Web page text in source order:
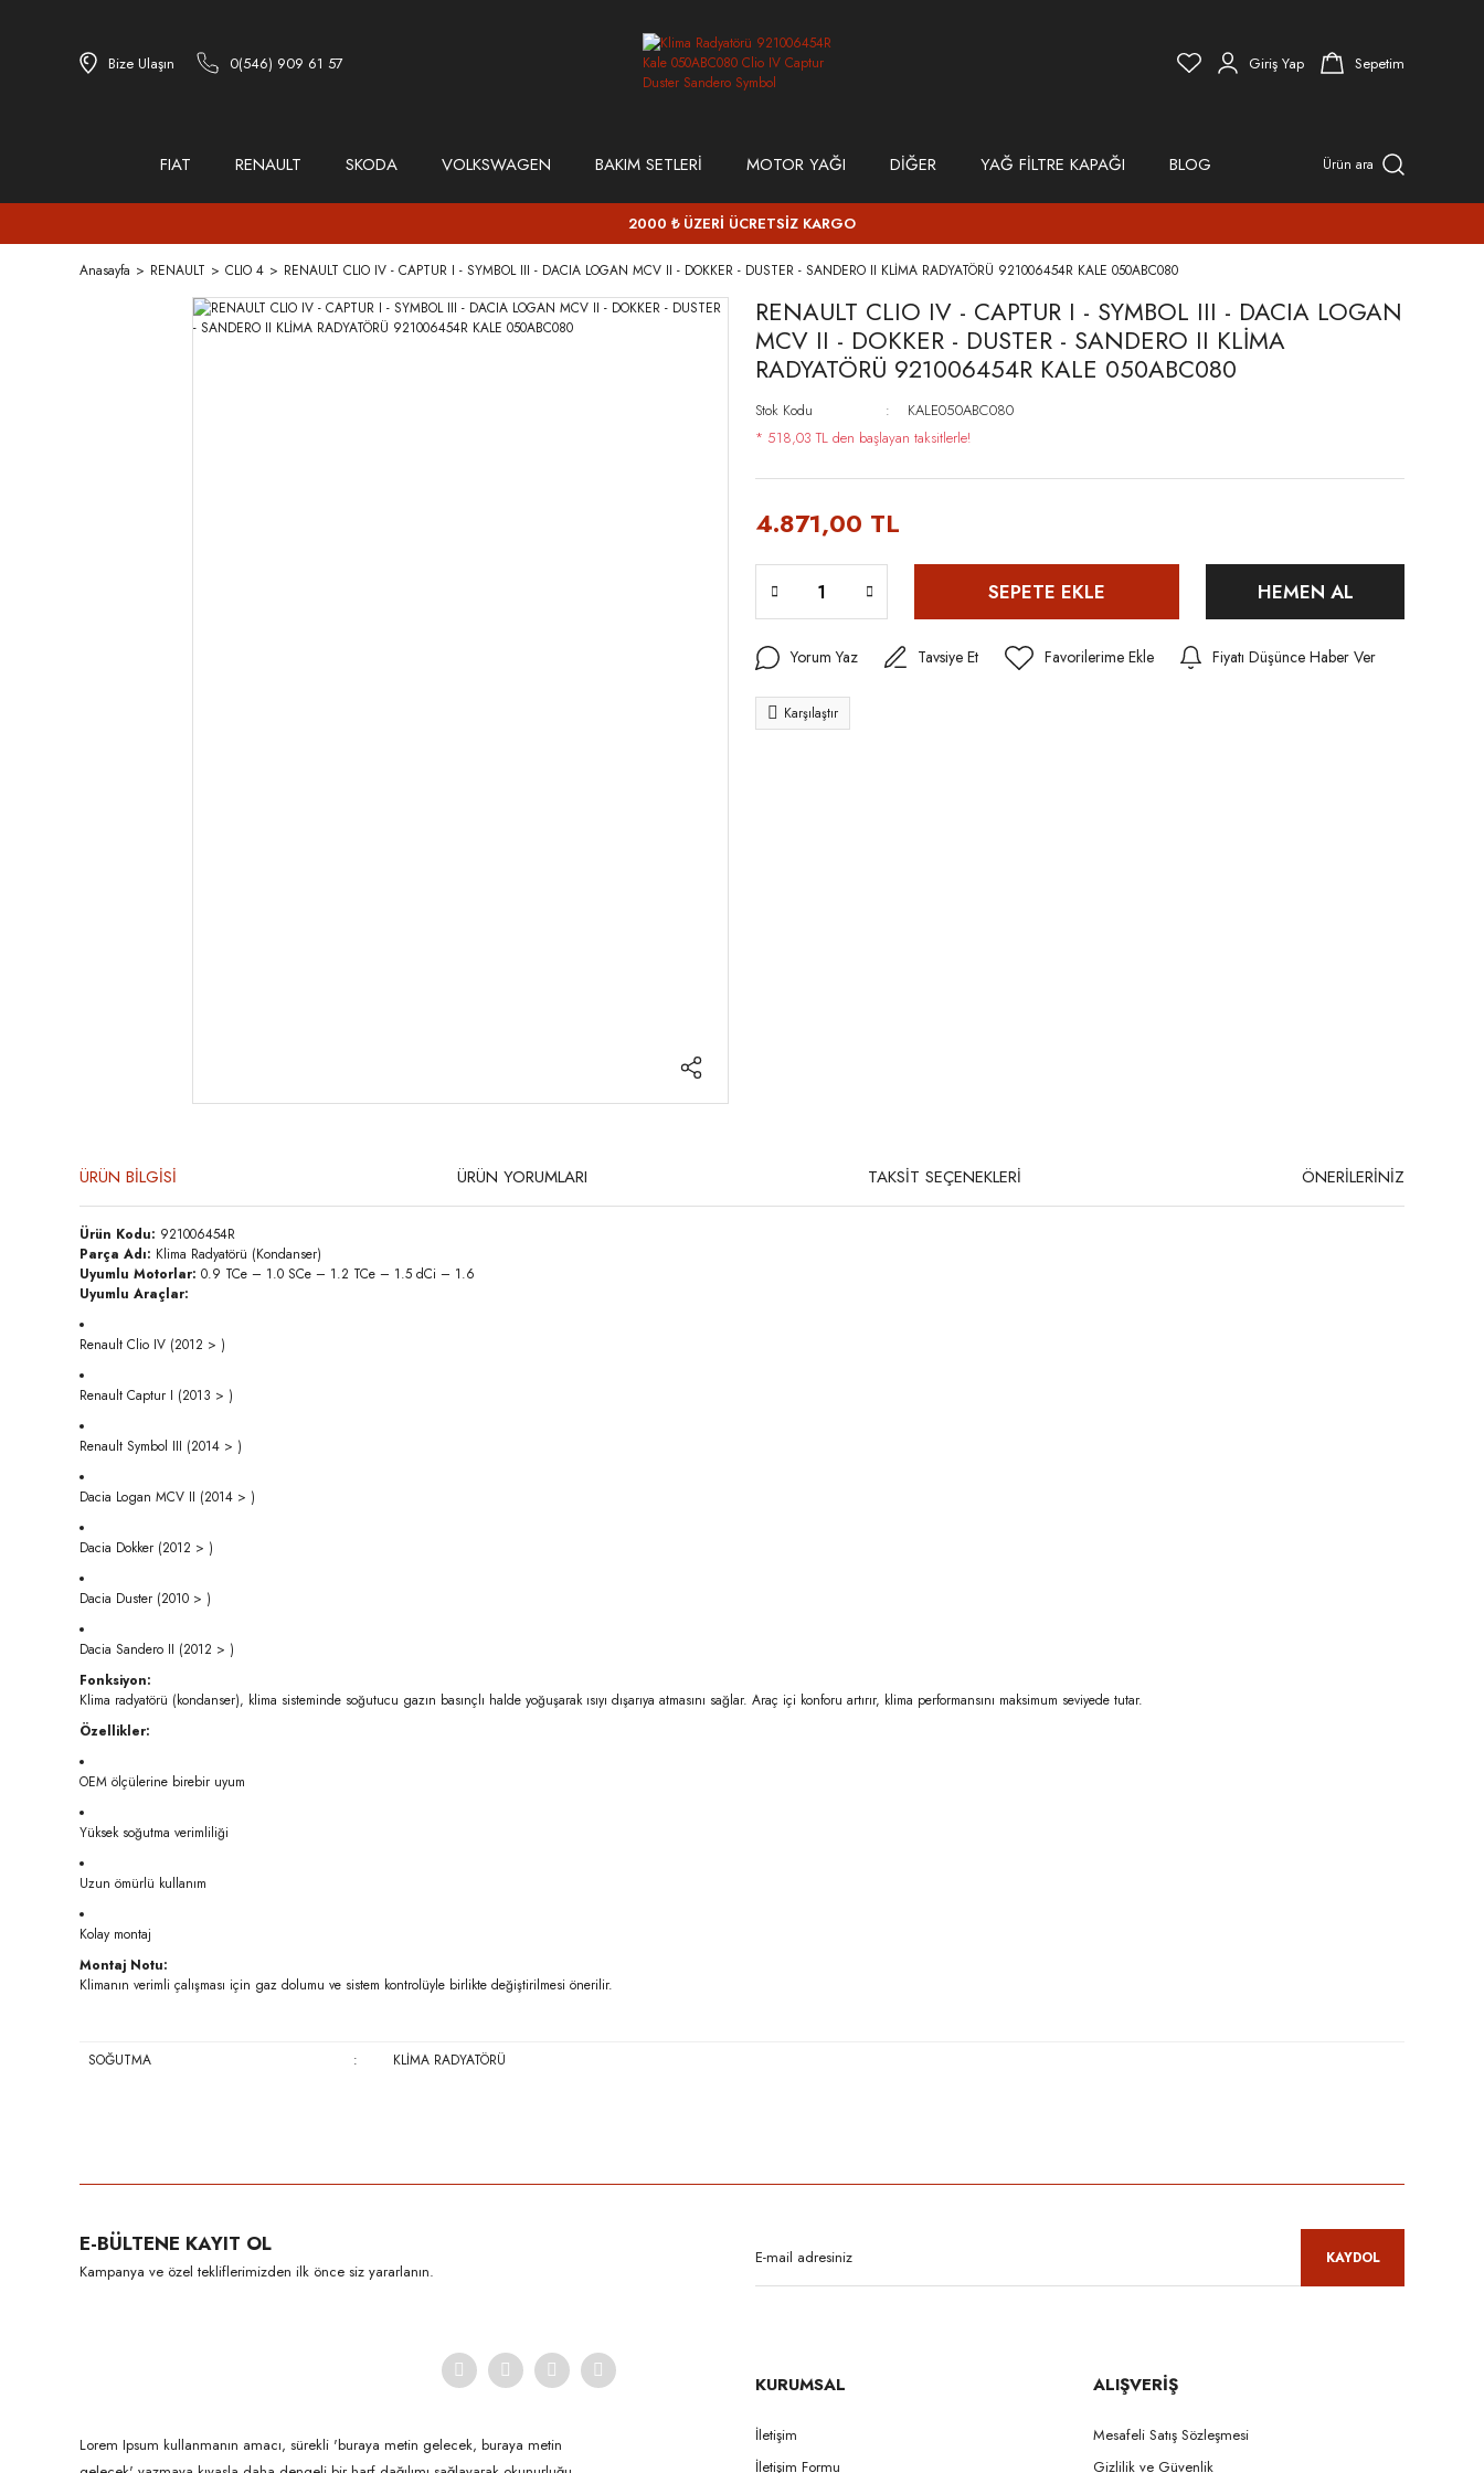
Bize Ulaşın 0(546) 909 61 57 Giriş Yap Sepetim
FIAT RENAULT SKODA VOLKSWAGEN BAKIM SETLERİ MOTOR YAĞI DİĞER YAĞ FİLTRE KAPAĞI BLOG Ürün ara
2000 ₺ ÜZERİ ÜCRETSİZ KARGO
Anasayfa RENAULT CLIO 4 RENAULT CLIO IV - CAPTUR I - SYMBOL III - DACIA LOGAN MCV II - DOKKER - DUSTER - SANDERO II KLİMA RADYATÖRÜ 921006454R KALE 050ABC080
RENAULT CLIO IV - CAPTUR I - SYMBOL III - DACIA LOGAN
MCV II - DOKKER - DUSTER - SANDERO II KLİMA
RADYATÖRÜ 921006454R KALE 050ABC080
Stok Kodu
KALE050ABC080
* 518,03 TL den başlayan taksitlerle!
4.871,00 TL
SEPETE EKLE HEMEN AL
Yorum Yaz Tavsiye Et Fiyatı Düşünce Haber Ver
Karşılaştır
ÜRÜN BİLGİSİ ÜRÜN YORUMLARI TAKSİT SEÇENEKLERİ ÖNERİLERİNİZ
Ürün Kodu: 921006454R
Parça Adı: Klima Radyatörü (Kondanser)
Uyumlu Motorlar: 0.9 TCe – 1.0 SCe – 1.2 TCe – 1.5 dCi – 1.6
Uyumlu Araçlar:
Renault Clio IV (2012 > )
Renault Captur I (2013 > )
Renault Symbol III (2014 > )
Dacia Logan MCV II (2014 > )
Dacia Dokker (2012 > )
Dacia Duster (2010 > )
Dacia Sandero II (2012 > )
Fonksiyon:
Klima radyatörü (kondanser), klima sisteminde soğutucu gazın basınçlı halde yoğuşarak ısıyı dışarıya atmasını sağlar. Araç içi konforu artırır, klima performansını maksimum seviyede tutar.
Özellikler:
OEM ölçülerine birebir uyum
Yüksek soğutma verimliliği
Uzun ömürlü kullanım
Kolay montaj
Montaj Notu:
Klimanın verimli çalışması için gaz dolumu ve sistem kontrolüyle birlikte değiştirilmesi önerilir.
SOĞUTMA : KLİMA RADYATÖRÜ
Ürün açıklamasında eksik bilgiler bulunuyor.
Ürün bilgilerinde hatalar bulunuyor.
E-BÜLTENE KAYIT OL
Kampanya ve özel tekliflerimizden ilk önce siz yararlanın.
KAYDOL
Lorem Ipsum kullanmanın amacı, sürekli 'buraya metin gelecek, buraya metin
KURUMSAL
İletişim
İletişim Formu
ALIŞVERİŞ
Mesafeli Satış Sözleşmesi
Gizlilik ve Güvenlik